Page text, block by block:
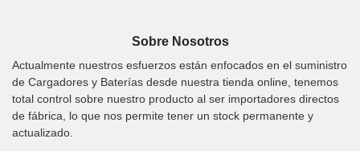
Sobre Nosotros
Actualmente nuestros esfuerzos están enfocados en el suministro
de Cargadores y Baterías desde nuestra tienda online, tenemos
total control sobre nuestro producto al ser importadores directos
de fábrica, lo que nos permite tener un stock permanente y
actualizado.